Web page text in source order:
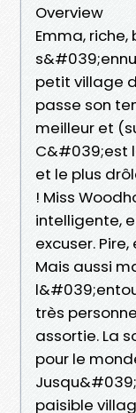
Overview
Emma,
petit village
passe son
meilleur et
C&#039;est
et le plus
! Miss
intelligente,
excuser.
Mais aussi
très
assortie. La
pour le
paisible